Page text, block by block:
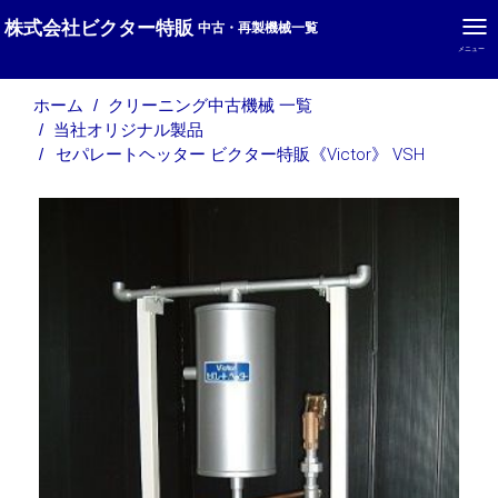
メニュー
株式会社ビクター特販 中古・再製機械一覧
ホーム
クリーニング中古機械 一覧
当社オリジナル製品
セパレートヘッター ビクター特販《Victor》 VSH